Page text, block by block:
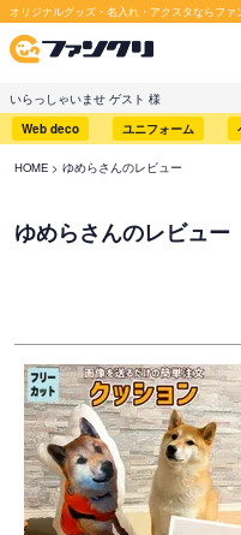
オリジナルグッズ・名入れ・アクスタならファ
いらっしゃいませ ゲスト 様
Web deco
ユニフォーム
HOME ゆめらさんのレビュー
ゆめらさんのレビュー